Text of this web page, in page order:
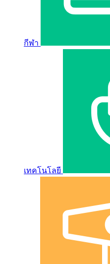
กีฬา
เทคโนโลยี